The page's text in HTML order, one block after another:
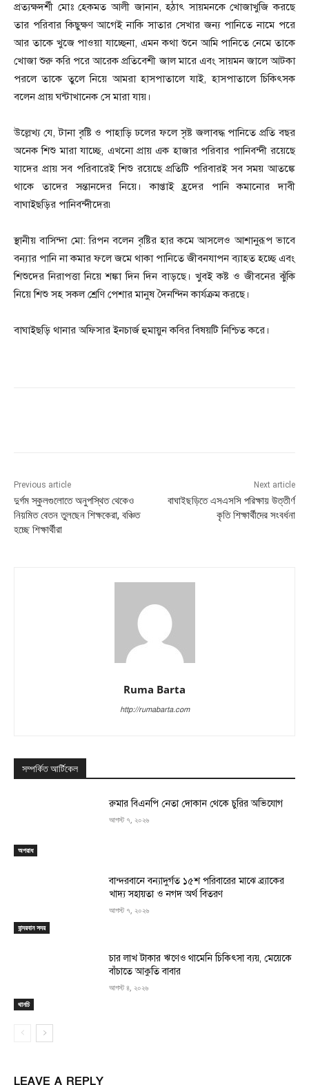
প্রত্যক্ষদর্শী মোঃ হেকমত আলী জানান, হঠাৎ সায়মনকে খোজাখুজি করছে
তার পরিবার কিছুক্ষণ আগেই নাকি সাতার সেখার জন্য পানিতে নামে পরে
আর তাকে খুজে পাওয়া যাচ্ছেনা, এমন কথা শুনে আমি পানিতে নেমে তাকে
খোজা শুরু করি পরে আরেক প্রতিবেশী জাল মারে এবং সায়মন জালে আটকা
পরলে তাকে তুলে নিয়ে আমরা হাসপাতালে যাই, হাসপাতালে চিকিৎসক
বলেন প্রায় ঘন্টাখানেক সে মারা যায়।
উল্লেখ্য যে, টানা বৃষ্টি ও পাহাড়ি ঢলের ফলে সৃষ্ট জলাবদ্ধ পানিতে প্রতি বছর
অনেক শিশু মারা যাচ্ছে, এখনো প্রায় এক হাজার পরিবার পানিবন্দী রয়েছে
যাদের প্রায় সব পরিবারেই শিশু রয়েছে প্রতিটি পরিবারই সব সময় আতঙ্কে
থাকে তাদের সন্তানদের নিয়ে। কাপ্তাই হ্রদের পানি কমানোর দাবী
বাঘাইছড়ির পানিবন্দীদের৷
স্থানীয় বাসিন্দা মো: রিপন বলেন বৃষ্টির হার কমে আসলেও আশানুরূপ ভাবে
বন্যার পানি না কমার ফলে জমে থাকা পানিতে জীবনযাপন ব্যাহত হচ্ছে এবং
শিশুদের নিরাপত্তা নিয়ে শঙ্কা দিন দিন বাড়ছে। খুবই কষ্ট ও জীবনের ঝুঁকি
নিয়ে শিশু সহ সকল শ্রেণি পেশার মানুষ দৈনন্দিন কার্যক্রম করছে।
বাঘাইছড়ি থানার অফিসার ইনচার্জ হুমায়ুন কবির বিষয়টি নিশ্চিত করে।
Previous article
দুর্গম স্কুলগুলোতে অনুপস্থিত থেকেও
নিয়মিত বেতন তুলছেন শিক্ষকেরা, বঞ্চিত
হচ্ছে শিক্ষার্থীরা
Next article
বাঘাইছড়িতে এসএসসি পরিক্ষায় উত্তীর্ণ
কৃতি শিক্ষার্থীদের সংবর্ধনা
Ruma Barta
http://rumabarta.com
সম্পর্কিত আর্টিকেল
অপরাধ
রুমার বিএনপি নেতা দোকান থেকে চুরির অভিযোগ
আগস্ট ৭, ২০২৬
বান্দরবান সদর
বান্দরবানে বন্যাদুর্গত ১৫শ পরিবারের মাঝে ব্র্যাকের
খাদ্য সহায়তা ও নগদ অর্থ বিতরণ
আগস্ট ৭, ২০২৬
থানচি
চার লাখ টাকার ঋণেও থামেনি চিকিৎসা ব্যয়, মেয়েকে
বাঁচাতে আকুতি বাবার
আগস্ট ৪, ২০২৬
LEAVE A REPLY